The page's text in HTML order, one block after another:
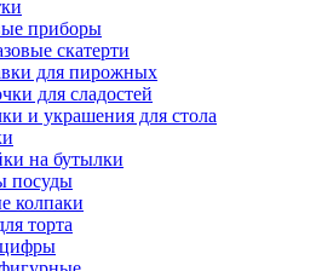
приборы
скатерти
для пирожных
для сладостей
и украшения для стола
на бутылки
посуды
колпаки
торта